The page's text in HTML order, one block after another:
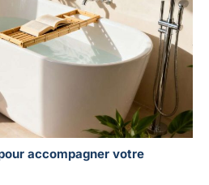
accompagner votre